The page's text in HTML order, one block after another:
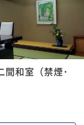
覚“鱧”を造里
く夏のプラン～
19:00 OUT12:00
で最大5％OFF
¥116,600~
¥ 110,770 ~
～旬の素材をふ
間和室（禁煙･